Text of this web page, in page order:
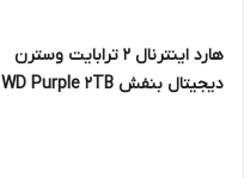
هارد اینترنال 2 ترابایت وسترن
دیجیتال بنفش WD Purple 2TB